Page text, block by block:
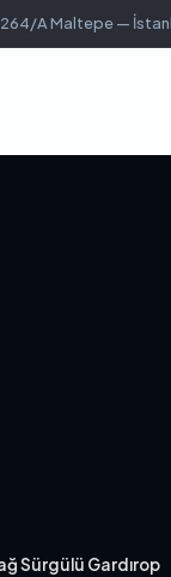
A Maltepe —
Sürgülü Gardırop